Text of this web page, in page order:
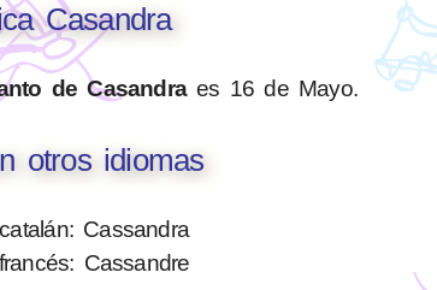
Casandra
de Casandraes 16 de Mayo.
otros idiomas
Cassandra
Cassandre